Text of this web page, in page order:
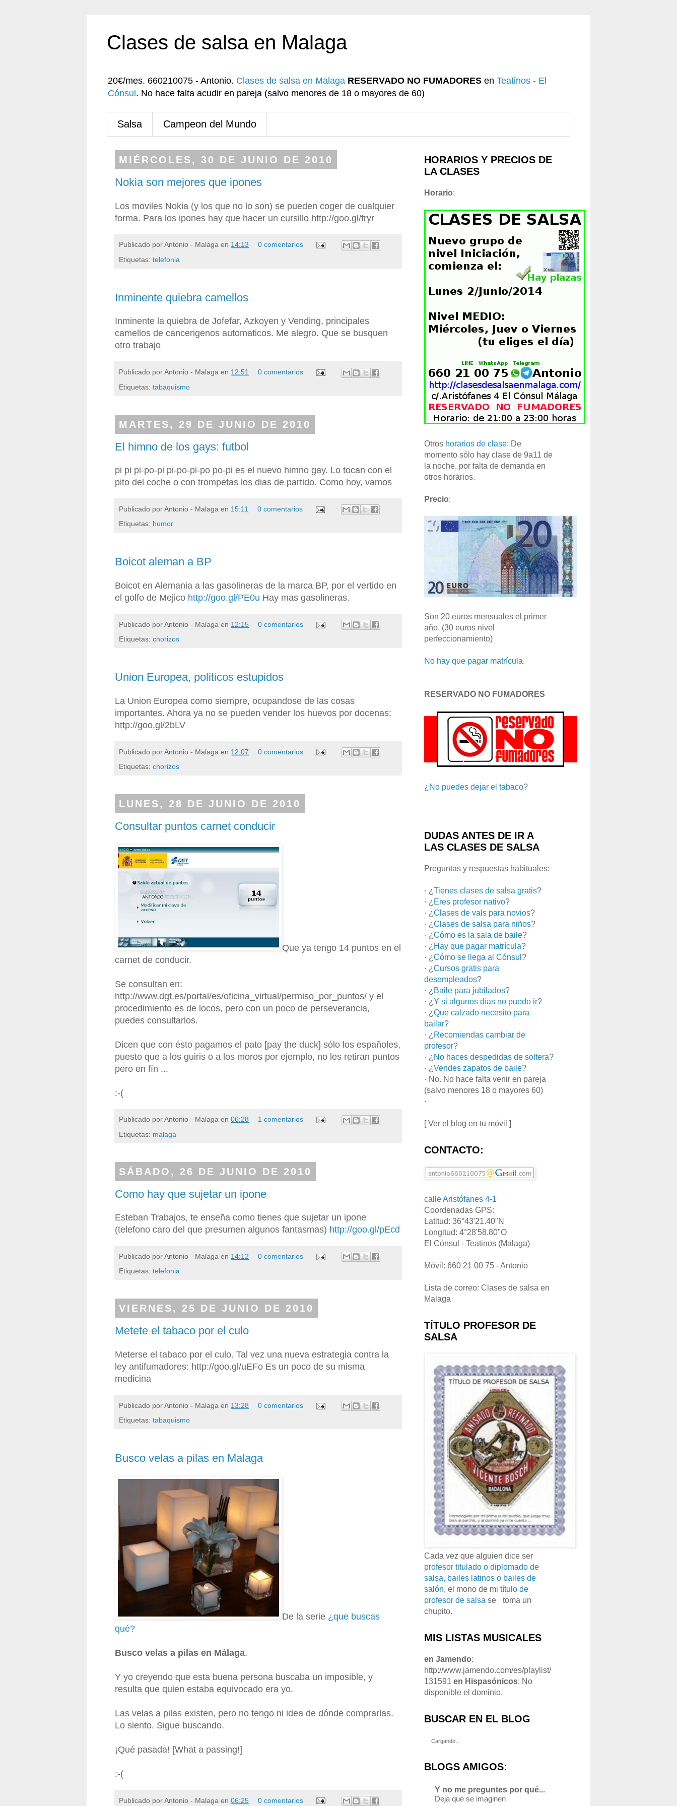
Clases de salsa en Malaga
20€/mes. 660210075 - Antonio. Clases de salsa en Malaga RESERVADO NO FUMADORES en Teatinos - El
Cónsul . No hace falta acudir en pareja (salvo menores de 18 o mayores de 60)
Salsa Campeon del Mundo
MIÉRCOLES, 30 DE JUNIO DE 2010
Nokia son mejores que ipones
Los moviles Nokia (y los que no lo son) se pueden coger de cualquier
forma. Para los ipones hay que hacer un cursillo http://goo.gl/fryr
Publicado porAntonio - Malaga en 14:13
0 comentarios
Etiquetas: telefonia
Inminente quiebra camellos
Inminente la quiebra de Jofefar, Azkoyen y Vending, principales
camellos de cancerigenos automaticos. Me alegro. Que se busquen
otro trabajo
Publicado porAntonio - Malaga en 12:51
0 comentarios
Etiquetas: tabaquismo
MARTES, 29 DE JUNIO DE 2010
El himno de los gays: futbol
pi pi pi-po-pi pi-po-pi-po po-pi es el nuevo himno gay. Lo tocan con el
pito del coche o con trompetas los dias de partido. Como hoy, vamos
Publicado porAntonio - Malaga en 15:11
0 comentarios
Etiquetas: humor
Boicot aleman a BP
Boicot en Alemania a las gasolineras de la marca BP, por el vertido en
el golfo de Mejico http://goo.gl/PE0u Hay mas gasolineras.
Publicado porAntonio - Malaga en 12:15
0 comentarios
Etiquetas: chorizos
Union Europea, politicos estupidos
La Union Europea como siempre, ocupandose de las cosas
importantes. Ahora ya no se pueden vender los huevos por docenas:
http://goo.gl/2bLV
Publicado porAntonio - Malaga en 12:07
0 comentarios
Etiquetas: chorizos
LUNES, 28 DE JUNIO DE 2010
Consultar puntos carnet conducir
Que ya tengo 14 puntos en el
carnet de conducir.
Se consultan en:
http://www.dgt.es/portal/es/oficina_virtual/permiso_por_puntos/ y el
procedimiento es de locos, pero con un poco de perseverancia,
puedes consultarlos.
Dicen que con ésto pagamos el pato [pay the duck] sólo los españoles,
puesto que a los guiris o a los moros por ejemplo, no les retiran puntos
pero en fín ...
:-(
Publicado porAntonio - Malaga en 06:28
1 comentarios
Etiquetas: malaga
SÁBADO, 26 DE JUNIO DE 2010
Como hay que sujetar un ipone
Esteban Trabajos, te enseña como tienes que sujetar un ipone
(telefono caro del que presumen algunos fantasmas) http://goo.gl/pEcd
Publicado porAntonio - Malaga en 14:12
0 comentarios
Etiquetas: telefonia
VIERNES, 25 DE JUNIO DE 2010
Metete el tabaco por el culo
Meterse el tabaco por el culo. Tal vez una nueva estrategia contra la
ley antifumadores: http://goo.gl/uEFo Es un poco de su misma
medicina
Publicado porAntonio - Malaga en 13:28
0 comentarios
Etiquetas: tabaquismo
Busco velas a pilas en Malaga
De la serie ¿que buscas
qué?
Busco velas a pilas en Málaga.
Y yo creyendo que esta buena persona buscaba un imposible, y
resulta que quien estaba equivocado era yo.
Las velas a pilas existen, pero no tengo ni idea de dónde comprarlas.
Lo siento. Sigue buscando.
¡Qué pasada! [What a passing!]
:-(
Publicado porAntonio - Malaga en 06:25 0 comentarios
HORARIOS Y PRECIOS DE
LA CLASES
Horario:
Otros horarios de clase: De
momento sólo hay clase de 9a11 de
la noche, por falta de demanda en
otros horarios.
Precio:
Son 20 euros mensuales el primer
año. (30 euros nivel
perfeccionamiento)
No hay que pagar matrícula.
RESERVADO NO FUMADORES
¿ No puedes dejar el tabaco?
DUDAS ANTES DE IR A
LAS CLASES DE SALSA
Preguntas y respuestas habituales:
· ¿ Tienes clases de salsa gratis?
· ¿ Eres profesor nativo?
· ¿ Clases de vals para novios?
· ¿ Clases de salsa para niños?
· ¿ Cómo es la sala de baile?
· ¿ Hay que pagar matrícula?
· ¿ Cómo se llega al Cónsul ?
· ¿ Cursos gratis para
desempleados?
· ¿ Baile para jubilados?
· ¿ Y si algunos días no puedo ir?
· ¿ Que calzado necesito para
bailar?
· ¿ Recomiendas cambiar de
profesor?
· ¿ No haces despedidas de soltera?
· ¿ Vendes zapatos de baile?
· No. No hace falta venir en pareja
(salvo menores 18 o mayores 60)
·
[ Ver el blog en tu móvil ]
CONTACTO:
calle Aristófanes 4-1
Coordenadas GPS:
Latitud: 36°43'21.40"N
Longitud: 4°28'58.80"O
El Cónsul - Teatinos (Malaga)
Móvil: 660 21 00 75 - Antonio
Lista de correo: Clases de salsa en
Malaga
TÍTULO PROFESOR DE
SALSA
Cada vez que alguien dice ser
profesor titulado o diplomado de
salsa, bailes latinos o bailes de
salón, el mono de mi título de
profesor de salsa se
toma un
chupito.
MIS LISTAS MUSICALES
en Jamendo:
http://www.jamendo.com/es/playlist/
131591 en Hispasónicos: No
disponible el dominio.
BUSCAR EN EL BLOG
Cargando...
BLOGS AMIGOS:
Y no me preguntes por qué...
Deja que se imaginen